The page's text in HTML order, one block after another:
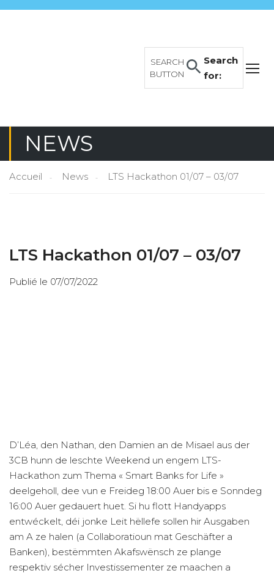
Search
for:
SEARCH
BUTTON
NEWS
Accueil News LTS Hackathon 01/07 – 03/07
LTS Hackathon 01/07 – 03/07
Publié le 07/07/2022
D’Léa, den Nathan, den Damien an de Misael aus der
3CB hunn de leschte Weekend un engem LTS-
Hackathon zum Thema « Smart Banks for Life »
deelgeholl, dee vun e Freideg 18:00 Auer bis e Sonndeg
16:00 Auer gedauert huet. Si hu flott Handyapps
entwéckelt, déi jonke Leit hëllefe sollen hir Ausgaben
am A ze halen (a Collaboratioun mat Geschäfter a
Banken), bestëmmten Akafswënsch ze plange
respektiv sécher Investissementer ze maachen a